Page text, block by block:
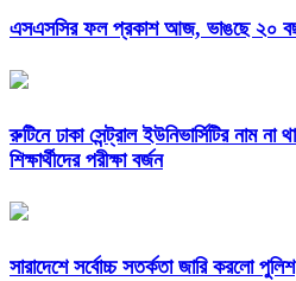
এসএসসির ফল প্রকাশ আজ, ভাঙছে ২০
রুটিনে ঢাকা সেন্ট্রাল ইউনিভার্সিটির নাম
শিক্ষার্থীদের পরীক্ষা বর্জন
সারাদেশে সর্বোচ্চ সতর্কতা জারি করলো পুলিশ